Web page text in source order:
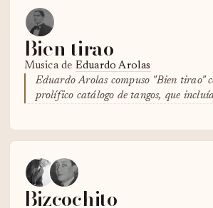
Bien tirao
Musica de Eduardo Arolas
Eduardo Arolas compuso "Bien tirao"
prolífico catálogo de tangos, que
Bizcochito